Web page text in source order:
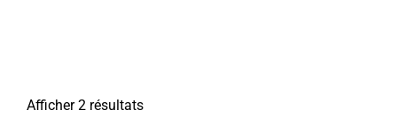
Afficher 2 résultats